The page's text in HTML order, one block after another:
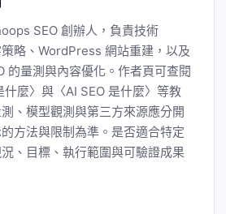
SEO 創辦人，負責技術
略、WordPress 網站重建，以及
的量測與內容優化。作者頁可查閱
什麼〉與〈AI SEO 是什麼〉等教
、模型觀測與第三方來源應分開
方法與限制為準。是否適合特定
、目標、執行範圍與可驗證成果